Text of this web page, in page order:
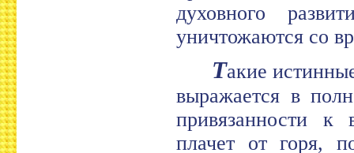
духовного
уничтожаются со
Такие
выражается в
привязанности к
плачет от горя,